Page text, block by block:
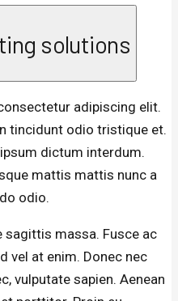
solutions
adipiscing elit.
tincidunt odio tristique et.
dictum interdum.
mattis mattis nunc a
odio.
sagittis massa. Fusce ac
vel at enim. Donec nec
vulputate sapien. Aenean